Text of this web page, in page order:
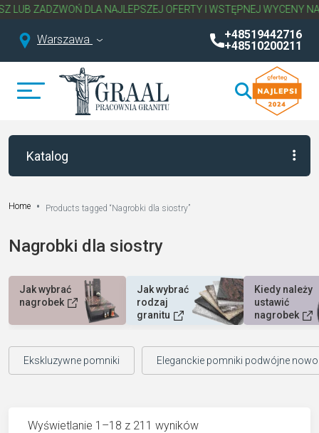
DLA NAJLEPSZEJ OFERTY I WSTĘPNEJ WYCENY
Warszawa
+48519442716
+48510200211
Katalog
Home Products tagged “Nagrobki dla siostry”
Nagrobki dla siostry
Jak wybrać
nagrobek
Jak wybrać
rodzaj
granitu
Kiedy należy
ustawić
nagrobek
Ekskluzywne pomniki Eleganckie pomniki podwójne
Wyświetlanie 1–18 z 211 wyników